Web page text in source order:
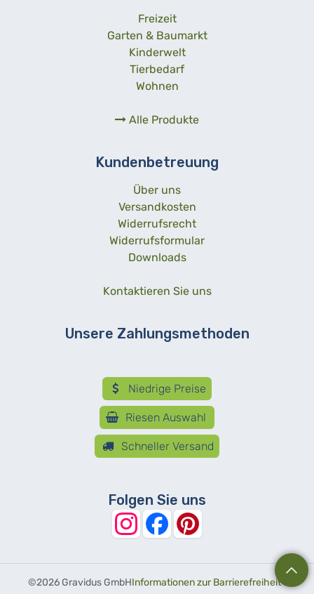
Freizeit
Garten & Baumarkt
Kinderwelt
Tierbedarf
Wohnen
Alle Produkte
Kundenbetreuung
Über uns
Versandkosten
Widerrufsrecht
Widerrufsformular
Downloads
Kontaktieren Sie uns
Unsere Zahlungsmethoden
Niedrige Preise
Riesen Auswahl
Schneller Versand
Folgen Sie uns
©2026 Gravidus GmbHInformationen zur Barrierefreiheit-